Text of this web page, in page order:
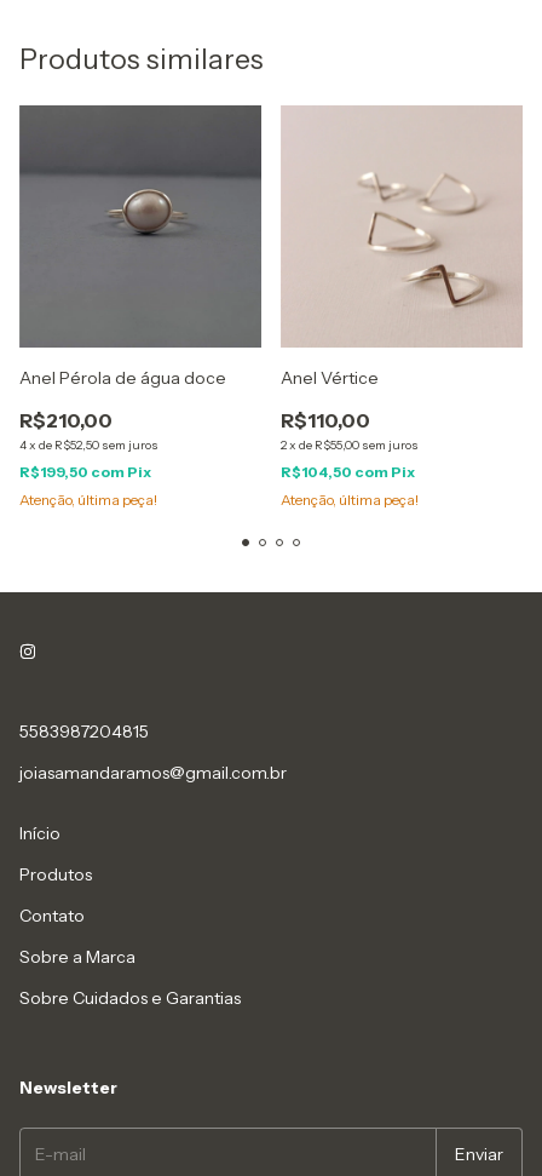
Produtos similares
Anel Pérola de água doce
R$210,00
4x de R$52,50 sem juros
R$199,50 com Pix
Atenção, última peça!
Anel Vértice
R$110,00
2x de R$55,00 sem juros
R$104,50 com Pix
Atenção, última peça!
5583987204815
joiasamandaramos@gmail.com.br
Início
Produtos
Contato
Sobre a Marca
Sobre Cuidados e Garantias
Newsletter